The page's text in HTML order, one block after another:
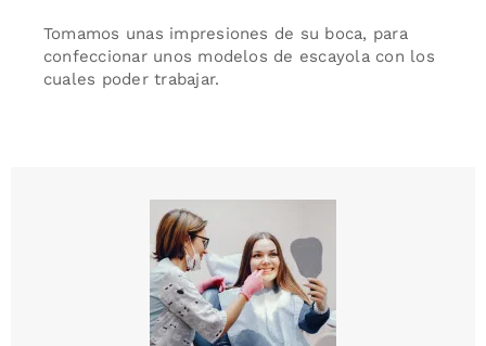
Tomamos unas impresiones de su boca, para
confeccionar unos modelos de escayola con los
cuales poder trabajar.